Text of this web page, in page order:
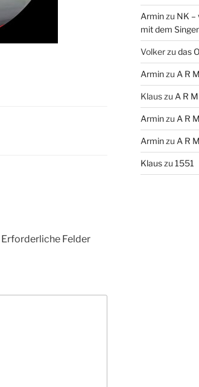
Erforderliche Felder
Arminzu NK –
mit dem
Volkerzu das
Arminzu A R
Klauszu A R
Arminzu A R
Arminzu A R
Klauszu 1551